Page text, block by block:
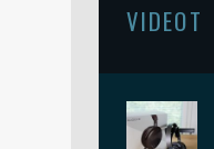
VIDEOT